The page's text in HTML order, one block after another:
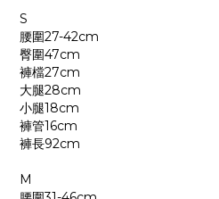
S
腰圍27-42cm
臀圍47cm
褲檔27cm
大腿28cm
小腿18cm
褲管16cm
褲長92cm
M